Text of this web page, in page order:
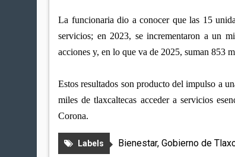
La funcionaria dio a conocer que las 15
servicios; en 2023, se incrementaron a un
acciones y, en lo que va de 2025, suman 853
Estos resultados son producto del impulso a
miles de tlaxcaltecas acceder a servicios
Corona.
Labels Bienestar, Gobierno de